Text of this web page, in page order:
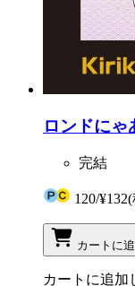
ロンドにゃ
完結
120/¥132(
カートに
カートに追加